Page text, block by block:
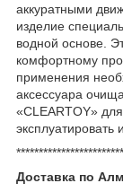
аккуратными
изделие
водной основе.
комфортному
применения
аксессуара
«CLEARTOY»
эксплуатировать
Доставка по